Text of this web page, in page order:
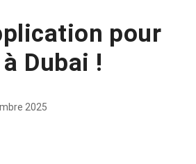
pour
Dubai !
2025